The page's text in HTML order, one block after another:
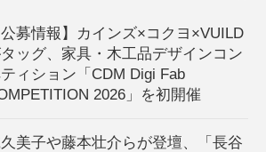
公募情報】カインズ×コクヨ×VUILD
ッグ、家具・木工品デザインコン
ィション「CDM Digi Fab
2026」を初開催
美子や藤本壮介らが登壇、「長谷